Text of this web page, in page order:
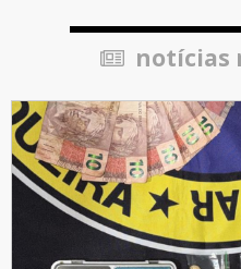
notícias